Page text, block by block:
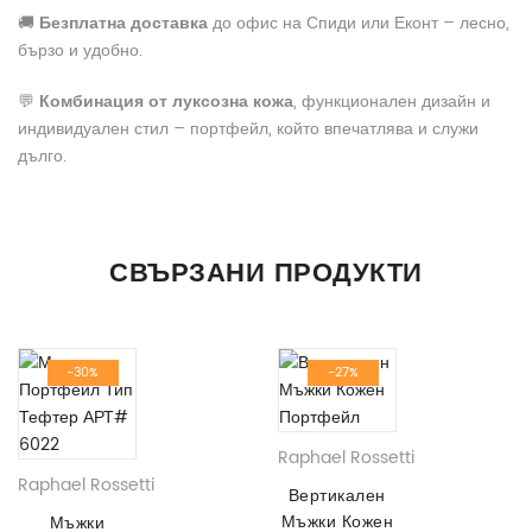
🚚 Безплатна доставкадо офис на Спиди или Еконт – лесно,
бързо и удобно.
💬 Комбинация от луксозна кожа, функционален дизайн и
индивидуален стил – портфейл, който впечатлява и служи
дълго.
Материал
Цвят
Капацитет за Карти АРТ# 6246”
Вашият имейл адрес няма да бъде публикуван.
Задължителните полета са отбелязани с*
Име
Адрес
Телефон
СВЪРЗАНИ ПРОДУКТИ
-30%
Raphael Rossetti
Мъжки
-27%
Raphael Rossetti
Вертикален
Мъжки Кожен